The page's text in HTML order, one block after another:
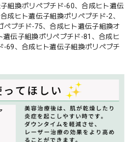
組換ポリペプチド-60、合成ヒト遺伝
成ヒト遺伝子組換ポリペプチド-2、
ペプチド-75、合成ヒト遺伝子組換オ
遺伝子組換ポリペプチド-81、合成ヒ
-69、合成ヒト遺伝子組換ポリペプチ